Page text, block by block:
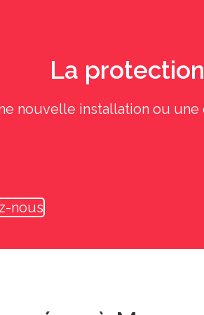
La
nouvelle installation ou
nous